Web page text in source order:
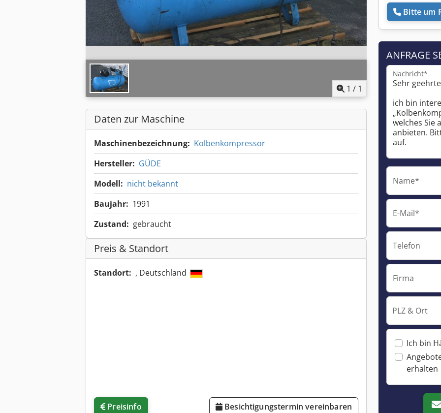
1 / 1
Daten zur Maschine
Maschinenbezeichnung: Kolbenkompressor
Hersteller: GÜDE
Modell: nicht bekannt
Baujahr: 1991
Zustand: gebraucht
Preis & Standort
Standort: , Deutschland
Preisinfo Besichtigungstermin vereinbaren
Bitte um
ANFRAGE
Nachricht*
Name*
E-Mail*
Telefon
Firma
PLZ & Ort
Ich bin
erhalten